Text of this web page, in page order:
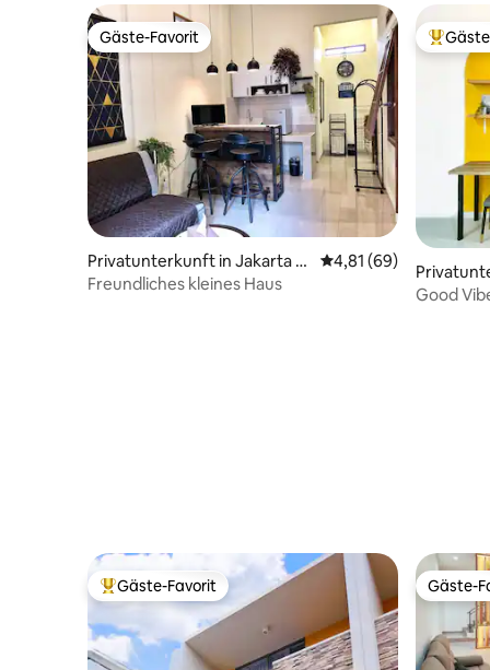
Gäste-Favorit
Gäste-Favorit
Privatunterkunft in Jakarta B
arat
Durchschnittliche
4,81 (69)
Freundliches kleines Haus
ading
Good
Beliebter Gäste-Favorit.
Gäste-Favorit Gäste-
Gäste-